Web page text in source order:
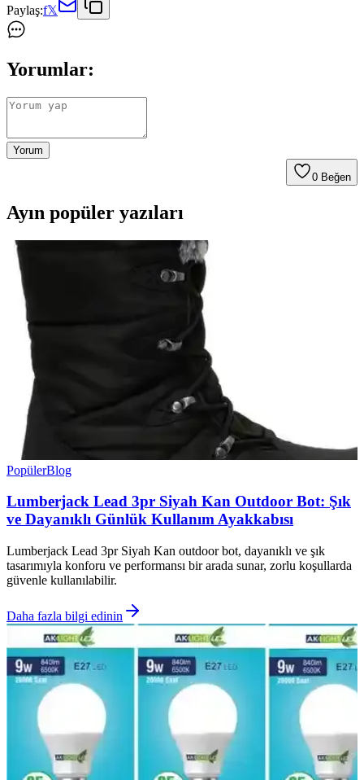
Paylaş:f𝕏
Yorumlar:
Yorum
0 Beğen
Ayın popüler yazıları
PopülerBlog
Lumberjack Lead 3pr Siyah Kan Outdoor Bot: Şık
ve Dayanıklı Günlük Kullanım Ayakkabısı
Lumberjack Lead 3pr Siyah Kan outdoor bot, dayanıklı ve şık
tasarımıyla konforu ve performansı bir arada sunar, zorlu koşullarda
güvenle kullanılabilir.
Daha fazla bilgi edinin